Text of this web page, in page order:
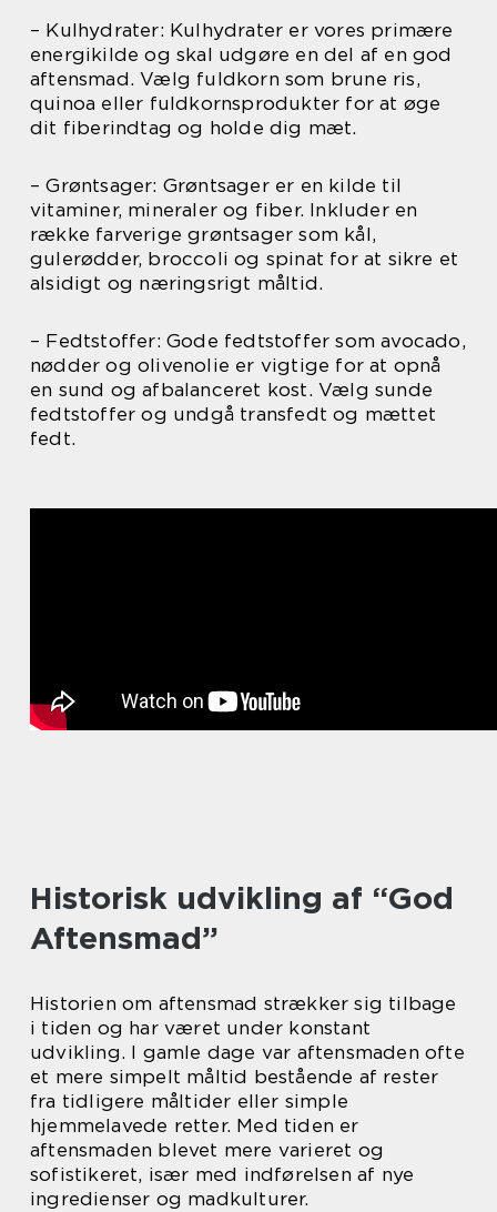
– Kulhydrater: Kulhydrater er vores primære
energikilde og skal udgøre en del af en god
aftensmad. Vælg fuldkorn som brune ris,
quinoa eller fuldkornsprodukter for at øge
dit fiberindtag og holde dig mæt.
– Grøntsager: Grøntsager er en kilde til
vitaminer, mineraler og fiber. Inkluder en
række farverige grøntsager som kål,
gulerødder, broccoli og spinat for at sikre et
alsidigt og næringsrigt måltid.
– Fedtstoffer: Gode fedtstoffer som avocado,
nødder og olivenolie er vigtige for at opnå
en sund og afbalanceret kost. Vælg sunde
fedtstoffer og undgå transfedt og mættet
fedt.
Historisk udvikling af “God
Aftensmad”
Historien om aftensmad strækker sig tilbage
i tiden og har været under konstant
udvikling. I gamle dage var aftensmaden ofte
et mere simpelt måltid bestående af rester
fra tidligere måltider eller simple
hjemmelavede retter. Med tiden er
aftensmaden blevet mere varieret og
sofistikeret, især med indførelsen af nye
ingredienser og madkulturer.